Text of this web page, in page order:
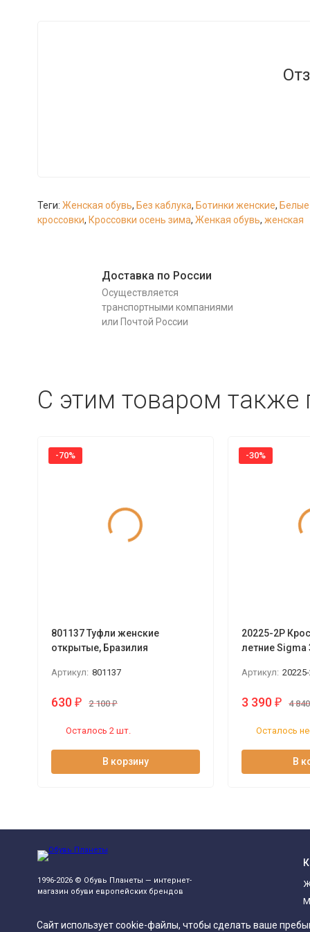
Сайт использует cookie-файлы, чтобы сделать ваше
Теги: Женская обувь, Без каблука, Ботинки женские, Белые
кроссовки, Кроссовки осень зима, Женкая обувь, женская
Доставка по России
Осуществляется
транспортными компаниями
или Почтой России
C этим товаром также
-70%
801137 Туфли женские
открытые, Бразилия
Артикул: 801137
630 ₽ 2 100₽
Осталось 2 шт.
В корзину
-30%
20225-2P
летние Sigma
Артикул:
3 390 ₽ 4
Осталось
В
1996-2026 © Обувь Планеты — интернет-
магазин обуви европейских брендов